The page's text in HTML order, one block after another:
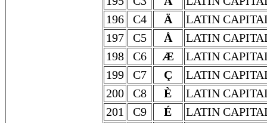
196
C4 Ä
LATIN
197
C5 Å
LATIN
198
C6 Æ
LATIN
199
C7 Ç
LATIN
200
C8 È
LATIN
201
C9 É
LATIN